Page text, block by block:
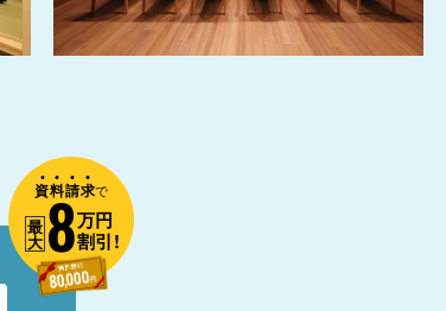
資料請求で
最
大8万円
割引!